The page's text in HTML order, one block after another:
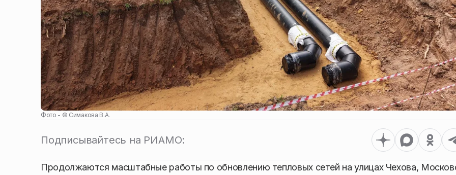
Фото - © Симакова В.А.
Подписывайтесь на РИАМО:
Продолжаются масштабные работы по обновлению тепловых сетей на улицах Чехова,